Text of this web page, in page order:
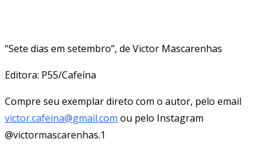
“Sete dias em setembro”, de Victor Mascarenhas
Editora: P55/Cafeína
Compre seu exemplar direto com o autor, pelo email
victor.cafeina@gmail.com ou pelo Instagram
@victormascarenhas.1